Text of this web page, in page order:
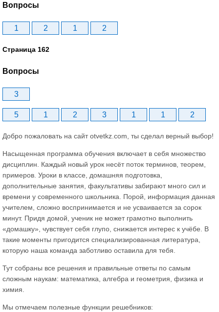
Вопросы
1 2 1 2
Страница 162
Вопросы
3
5 1 2 3 1 1 2
Добро пожаловать на сайт otvetkz.com, ты сделал верный выбор!
Насыщенная программа обучения включает в себя множество
дисциплин. Каждый новый урок несёт поток терминов, теорем,
примеров. Уроки в классе, домашняя подготовка,
дополнительные занятия, факультативы забирают много сил и
времени у современного школьника. Порой, информация данная
учителем, сложно воспринимается и не усваивается за сорок
минут. Придя домой, ученик не может грамотно выполнить
«домашку», чувствует себя глупо, снижается интерес к учёбе. В
такие моменты пригодится специализированная литература,
которую наша команда заботливо оставила для тебя.
Тут собраны все решения и правильные ответы по самым
сложным наукам: математика, алгебра и геометрия, физика и
химия.
Мы отмечаем полезные функции решебников: